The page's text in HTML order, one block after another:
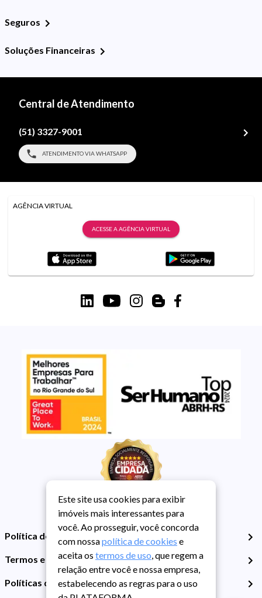
Seguros
Soluções Financeiras
Central de Atendimento
(51) 3327-9001
ATENDIMENTO VIA WHATSAPP
AGÊNCIA VIRTUAL
ACESSE A AGÊNCIA VIRTUAL
Política de Privacidade
Termos e Condições de Uso
Políticas de Cookies
Este site usa cookies para exibir
imóveis mais interessantes para
você. Ao prosseguir, você concorda
com nossapolítica de cookies e
aceita os termos de uso, que regem a
relação entre você e nossa empresa,
estabelecendo as regras para o uso